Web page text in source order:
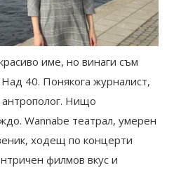
име, но винаги съм
40. Понякога журналист,
Нищо
Wannabe театрал, умерен
ходещ по концерти
филмов вкус и